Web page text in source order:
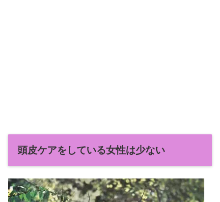
頭皮ケアをしている女性は少ない